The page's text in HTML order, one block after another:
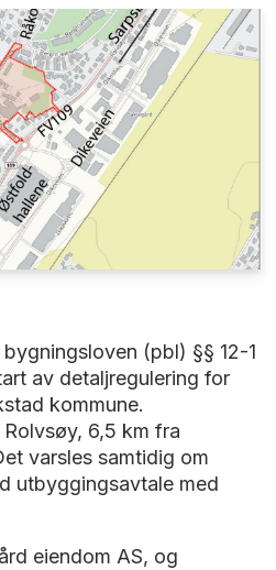
(pbl) §§ 12-1
av detaljregulering for
kommune.
6,5 km fra
varsles samtidig om
utbyggingsavtale med
eiendom AS, og